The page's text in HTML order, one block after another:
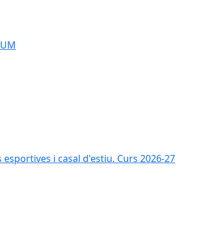
i casal d'estiu. Curs 2026-27